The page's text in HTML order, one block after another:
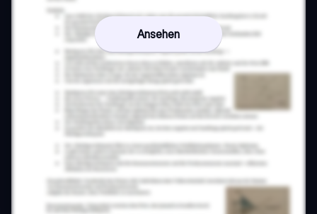
Ansehen